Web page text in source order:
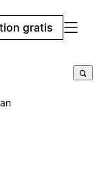
gratis